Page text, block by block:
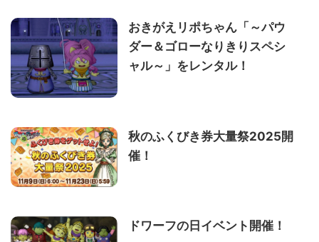
おきがえリポちゃん「～パウ
ダー＆ゴローなりきりスペシ
ャル～」をレンタル！
秋のふくびき券大量祭2025開
催！
ドワーフの日イベント開催！